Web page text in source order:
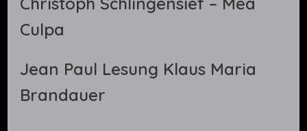
Culpa
Jean Paul Lesung Klaus Maria
Brandauer